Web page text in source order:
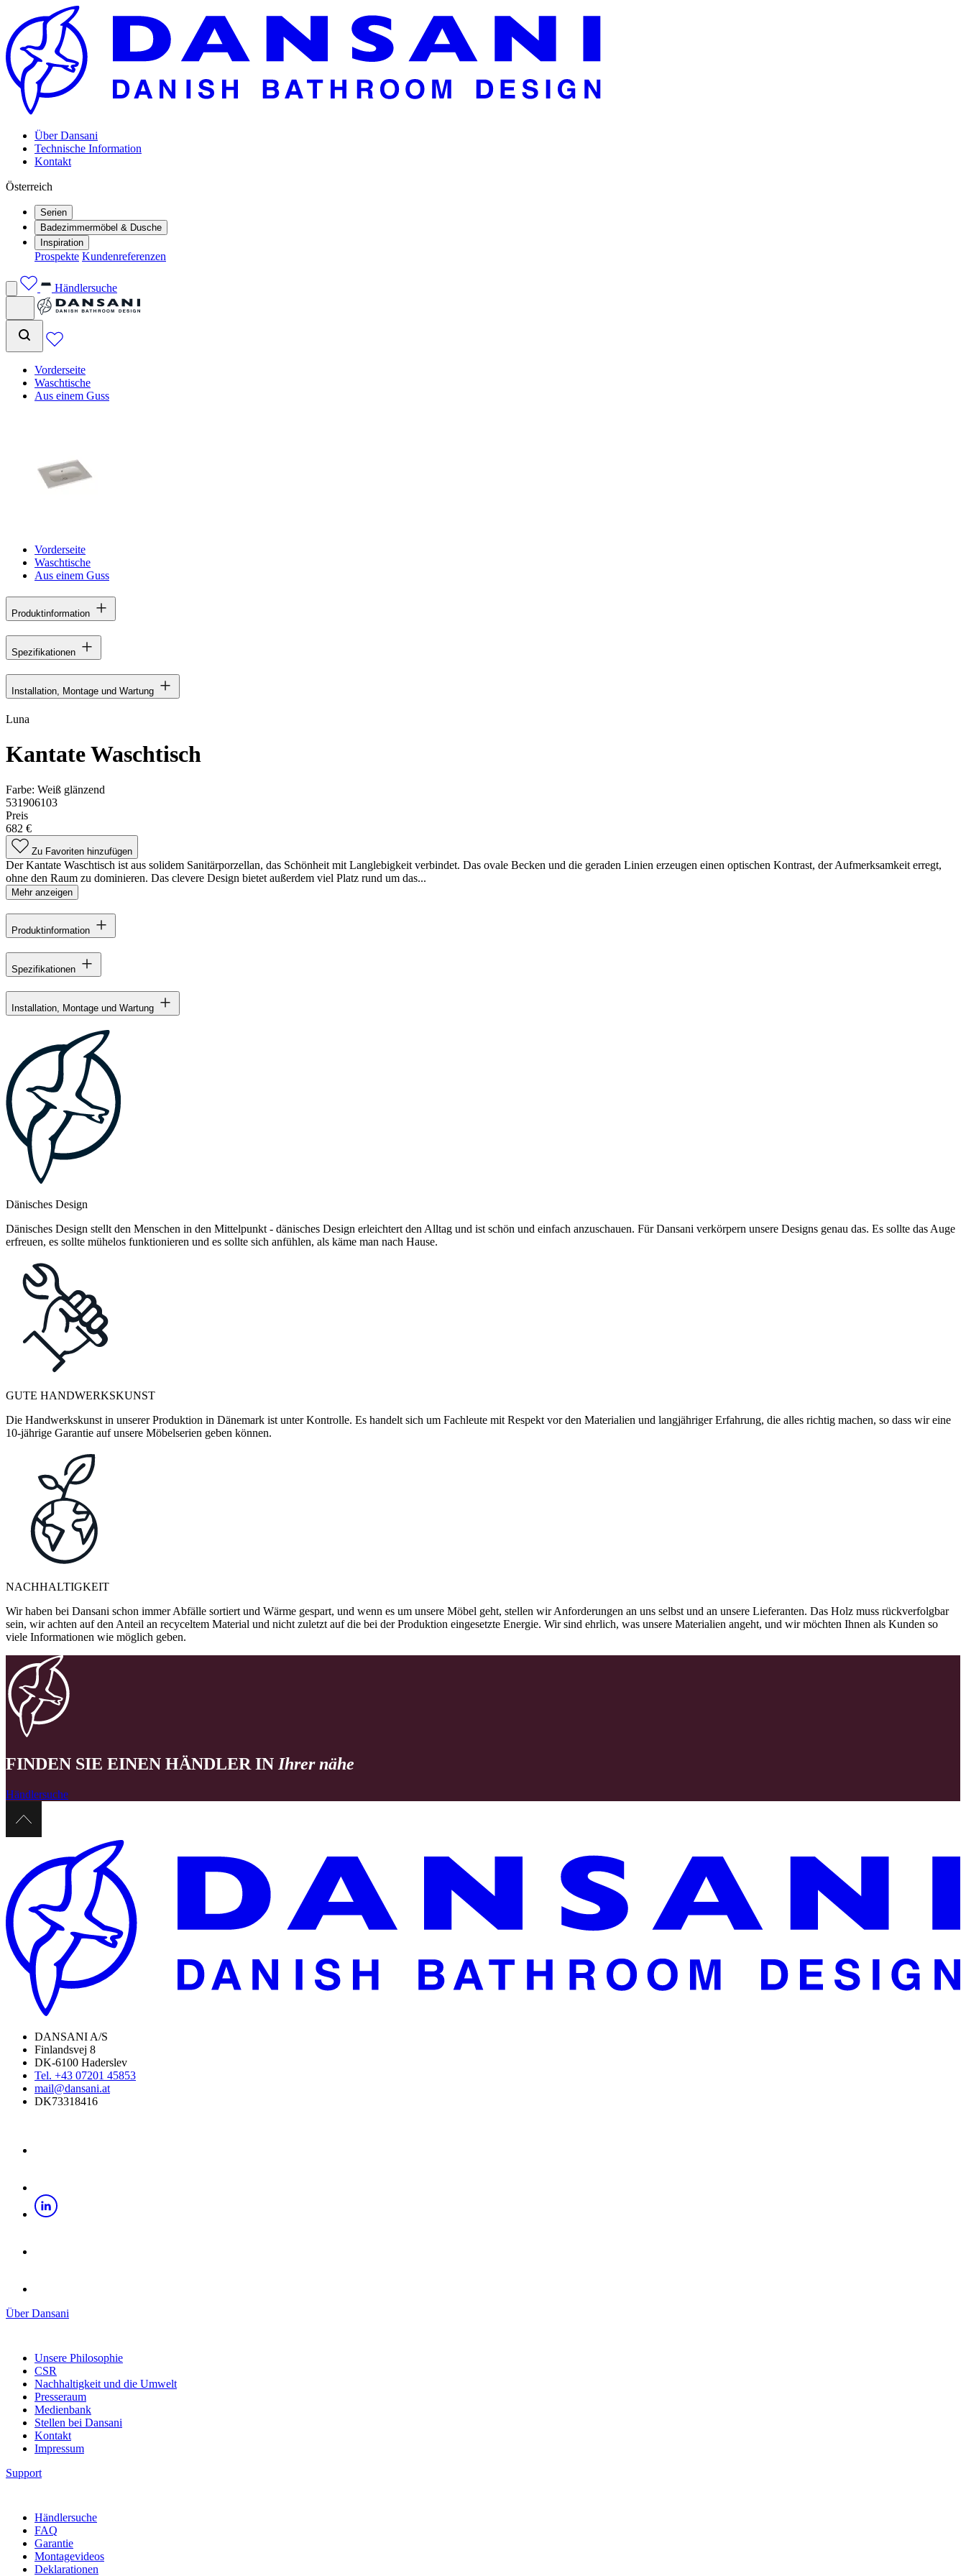
Über Dansani
Technische Information
Kontakt
Österreich
Serien
Badezimmermöbel & Dusche
Inspiration
Prospekte Kundenreferenzen
Händlersuche
Vorderseite
Waschtische
Aus einem Guss
Vorderseite
Waschtische
Aus einem Guss
Produktinformation
Spezifikationen
Installation, Montage und Wartung
Luna
Kantate Waschtisch
Farbe: Weiß glänzend
531906103
Preis
682 €
Zu Favoriten hinzufügen
Der Kantate Waschtisch ist aus solidem Sanitärporzellan, das Schönheit mit Langlebigkeit verbindet. Das ovale Becken und die geraden Linien erzeugen einen optischen Kontrast, der Aufmerksamkeit erregt,
ohne den Raum zu dominieren. Das clevere Design bietet außerdem viel Platz rund um das...
Mehr anzeigen
Produktinformation
Spezifikationen
Installation, Montage und Wartung
Dänisches Design
Dänisches Design stellt den Menschen in den Mittelpunkt - dänisches Design erleichtert den Alltag und ist schön und einfach anzuschauen. Für Dansani verkörpern unsere Designs genau das. Es sollte das Auge
erfreuen, es sollte mühelos funktionieren und es sollte sich anfühlen, als käme man nach Hause.
GUTE HANDWERKSKUNST
Die Handwerkskunst in unserer Produktion in Dänemark ist unter Kontrolle. Es handelt sich um Fachleute mit Respekt vor den Materialien und langjähriger Erfahrung, die alles richtig machen, so dass wir eine
10-jährige Garantie auf unsere Möbelserien geben können.
NACHHALTIGKEIT
Wir haben bei Dansani schon immer Abfälle sortiert und Wärme gespart, und wenn es um unsere Möbel geht, stellen wir Anforderungen an uns selbst und an unsere Lieferanten. Das Holz muss rückverfolgbar
sein, wir achten auf den Anteil an recyceltem Material und nicht zuletzt auf die bei der Produktion eingesetzte Energie. Wir sind ehrlich, was unsere Materialien angeht, und wir möchten Ihnen als Kunden so
viele Informationen wie möglich geben.
FINDEN SIE EINEN HÄNDLER IN Ihrer nähe
Händlersuche
DANSANI A/S
Finlandsvej 8
DK-6100 Haderslev
Tel. +43 07201 45853
mail@dansani.at
DK73318416
Über Dansani
Unsere Philosophie
CSR
Nachhaltigkeit und die Umwelt
Presseraum
Medienbank
Stellen bei Dansani
Kontakt
Impressum
Support
Händlersuche
FAQ
Garantie
Montagevideos
Deklarationen